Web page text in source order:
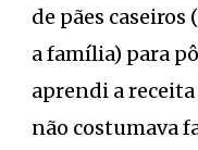
de pães
a família) para
aprendi a
não costumava